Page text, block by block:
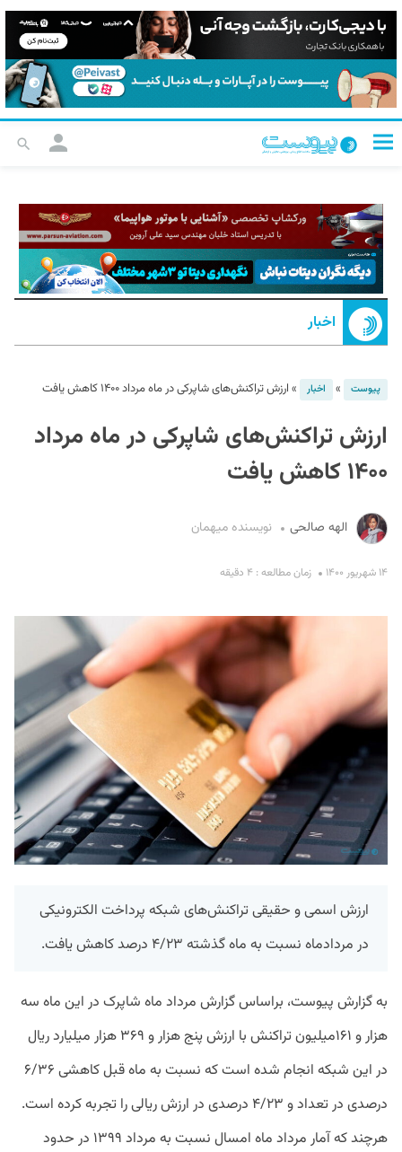
اخبار
پیوست » اخبار » ارزش تراکنش‌های شاپرکی در ماه مرداد ۱۴۰۰ کاهش یافت
ارزش تراکنش‌های شاپرکی در ماه مرداد
۱۴۰۰ کاهش یافت
الهه صالحی نویسنده میهمان
۱۴ شهریور ۱۴۰۰ زمان مطالعه : ۴ دقیقه
ارزش اسمی و حقیقی تراکنش‌های شبکه پرداخت الکترونیکی
در مردادماه نسبت به ماه گذشته ۴/۲۳ درصد کاهش یافت.
به گزارش پیوست، براساس گزارش مرداد ماه شاپرک در این ماه سه
هزار و ۱۶۱میلیون تراکنش با ارزش پنج هزار و ۳۶۹ هزار میلیارد ریال
در این شبکه انجام شده است که نسبت به ماه قبل کاهشی ۶/۳۶
درصدی در تعداد و ۴/۲۳ درصدی در ارزش ریالی را تجربه کرده است.
هرچند که آمار مرداد ماه امسال نسبت به مرداد ۱۳۹۹ در حدود